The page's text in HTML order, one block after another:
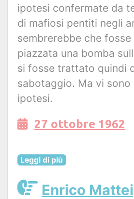
ipotesi confermate da
di mafiosi pentiti negli
sembrerebbe che
piazzata una bomba
si fosse trattato quindi
sabotaggio. Ma vi sono
ipotesi.
27 ottobre 1962
Leggi di più
Enrico